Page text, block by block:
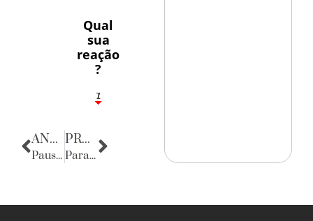
Qual
sua
reação
?
1
7
ANTERIOR
Pausa poética
PRÓXIMA
Parabéns